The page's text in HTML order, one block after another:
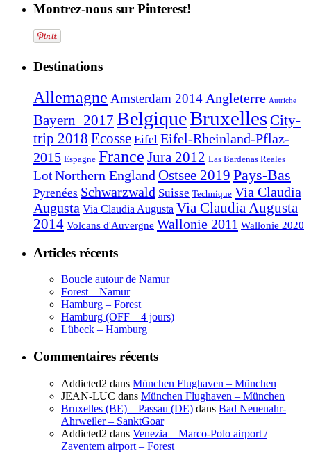
Montrez-nous sur Pinterest!
Destinations
Allemagne Amsterdam 2014 Angleterre Autriche
Bayern_2017 BelgiqueBruxellesCity-
trip 2018 Ecosse Eifel Eifel-Rheinland-Pflaz-
2015 Espagne France Jura 2012 Las Bardenas Reales
LotNorthern England Ostsee 2019 Pays-Bas
Pyrenées Schwarzwald Suisse Technique Via Claudia
Augusta Via Claudia Augusta Via Claudia Augusta
2014 Volcans d'Auvergne Wallonie 2011 Wallonie 2020
Articles récents
Boucle autour de Namur
Forest – Namur
Hamburg – Forest
Hamburg (OFF – 4 jours)
Lübeck – Hamburg
Commentaires récents
Addicted2 dans München Flughaven – München
JEAN-LUC dans München Flughaven – München
Bruxelles (BE) – Passau (DE) dans Bad Neuenahr-
Ahrweiler – SanktGoar
Addicted2 dans Venezia – Marco-Polo airport /
Zaventem airport – Forest